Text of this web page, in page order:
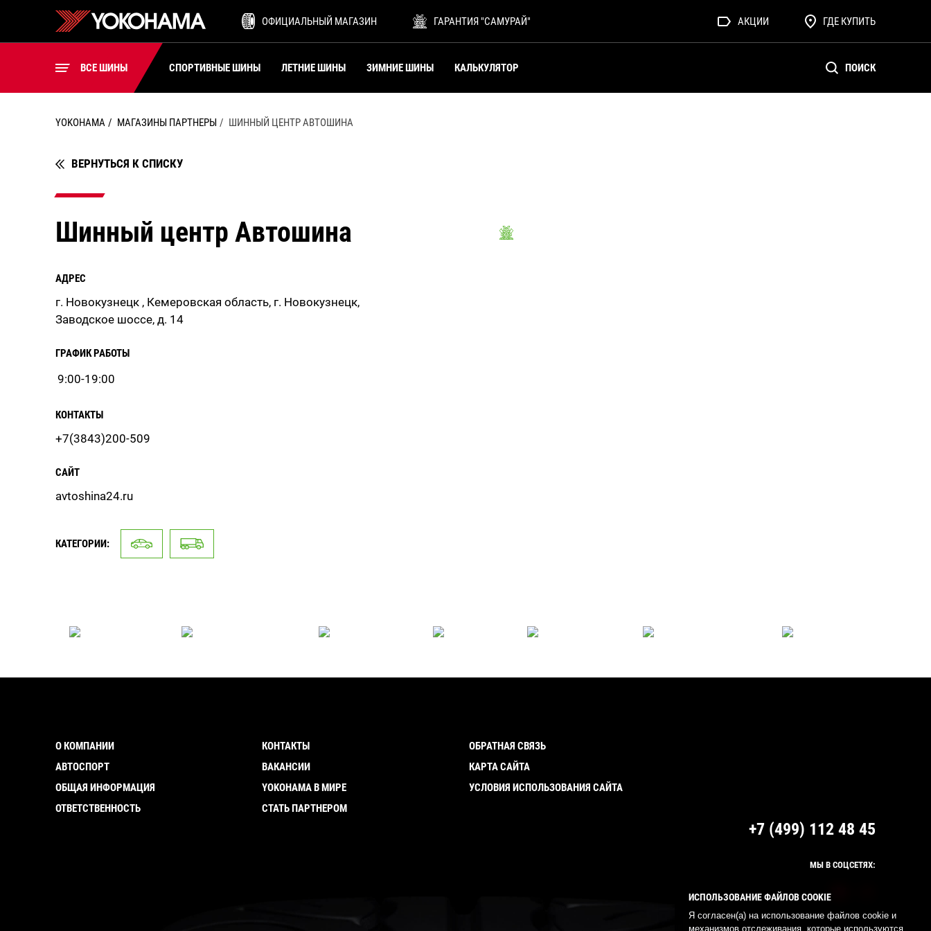
ОФИЦИАЛЬНЫЙ МАГАЗИН ГАРАНТИЯ "САМУРАЙ" АКЦИИ ГДЕ КУПИТЬ
ВСЕ ШИНЫ СПОРТИВНЫЕ ШИНЫ ЛЕТНИЕ ШИНЫ ЗИМНИЕ ШИНЫ КАЛЬКУЛЯТОР ПОИСК
ШИНЫ ДЛЯ ВИЛОЧНЫХ
ПОГРУЗЧИКОВ
YOKOHAMA МАГАЗИНЫ ПАРТНЕРЫ ШИННЫЙ ЦЕНТР АВТОШИНА
ВЕРНУТЬСЯ К СПИСКУ
Шинный центр Автошина
АДРЕС
г. Новокузнецк , Кемеровская область, г. Новокузнецк,
Заводское шоссе, д. 14
ГРАФИК РАБОТЫ
9:00-19:00
КОНТАКТЫ
+7(3843)200-509
САЙТ
avtoshina24.ru
КАТЕГОРИИ:
О КОМПАНИИ
АВТОСПОРТ
ОБЩАЯ ИНФОРМАЦИЯ
ОТВЕТСТВЕННОСТЬ
КОНТАКТЫ
ВАКАНСИИ
YOKOHAMA В МИРЕ
СТАТЬ ПАРТНЕРОМ
ОБРАТНАЯ СВЯЗЬ
КАРТА САЙТА
УСЛОВИЯ ИСПОЛЬЗОВАНИЯ САЙТА
+7 (499) 112 48 45
МЫ В СОЦСЕТЯХ:
ИСПОЛЬЗОВАНИЕ ФАЙЛОВ COOKIE
Я согласен(а) на использование файлов cookie и
механизмов отслеживания, которые используются